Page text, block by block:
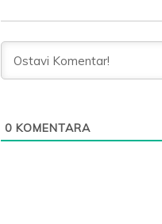
0 KOMENTARA